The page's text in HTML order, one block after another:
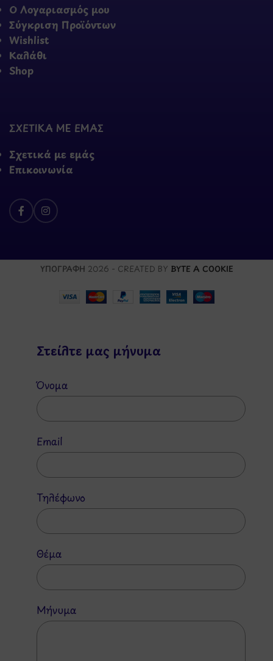
Ο Λογαριασμός μου
Σύγκριση Προϊόντων
Wishlist
Καλάθι
Shop
ΣΧΕΤΙΚΑ ΜΕ ΕΜΑΣ
Σχετικά με εμάς
Επικοινωνία
ΥΠΟΓΡΑΦΗ 2026 - CREATED BY BYTE A COOKIE
Στείλτε μας μήνυμα
Όνομα
Email
Τηλέφωνο
Θέμα
Μήνυμα